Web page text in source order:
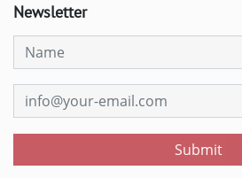
Newsletter
Submit